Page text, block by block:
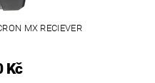
MX RECIEVER
Kč